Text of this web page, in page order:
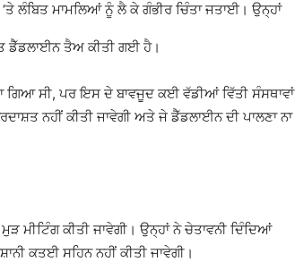
ਲੰਬਿਤ ਮਾਮਲਿਆਂ ਨੂੰ ਲੈ ਕੇ ਗੰਭੀਰ ਚਿੰਤਾ ਜਤਾਈ। ਉਨ੍ਹਾਂ
ਡੈੱਡਲਾਈਨ ਤੈਅ ਕੀਤੀ ਗਈ ਹੈ।
ਗਿਆ ਸੀ, ਪਰ ਇਸ ਦੇ ਬਾਵਜੂਦ ਕਈ ਵੱਡੀਆਂ ਵਿੱਤੀ ਸੰਸਥਾਵਾਂ
ਨਹੀਂ ਕੀਤੀ ਜਾਵੇਗੀ ਅਤੇ ਜੇ ਡੈੱਡਲਾਈਨ ਦੀ ਪਾਲਣਾ ਨਾ
ਮੀਟਿੰਗ ਕੀਤੀ ਜਾਵੇਗੀ। ਉਨ੍ਹਾਂ ਨੇ ਚੇਤਾਵਨੀ ਦਿੰਦਿਆਂ
ਕਤਈ ਸਹਿਨ ਨਹੀਂ ਕੀਤੀ ਜਾਵੇਗੀ।